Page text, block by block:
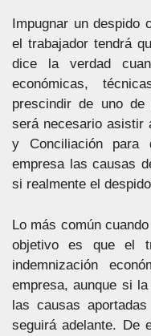
Impugnar un despido
el trabajador tendrá
dice la verdad
económicas,
prescindir de uno
será necesario asistir
y Conciliación para
empresa las causas
si realmente el
Lo más común
objetivo es que el
indemnización
empresa, aunque si
las causas
seguirá adelante. De